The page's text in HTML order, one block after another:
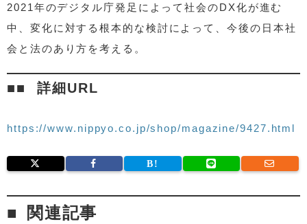
2021年のデジタル庁発足によって社会のDX化が進む
中、変化に対する根本的な検討によって、今後の日本社
会と法のあり方を考える。
詳細URL
https://www.nippyo.co.jp/shop/magazine/9427.html
関連記事